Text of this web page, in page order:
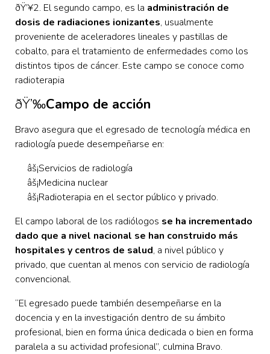
ðŸ’¥2. El segundo campo, es la administración de
dosis de radiaciones ionizantes, usualmente
proveniente de aceleradores lineales y pastillas de
cobalto, para el tratamiento de enfermedades como los
distintos tipos de cáncer. Este campo se conoce como
radioterapia
ðŸ’‰Campo de acción
Bravo asegura que el egresado de tecnología médica en
radiología puede desempeñarse en:
âš¡Servicios de radiología
âš¡Medicina nuclear
âš¡Radioterapia en el sector público y privado.
El campo laboral de los radiólogos se ha incrementado
dado que a nivel nacional se han construido más
hospitales y centros de salud, a nivel público y
privado, que cuentan al menos con servicio de radiología
convencional.
“El egresado puede también desempeñarse en la
docencia y en la investigación dentro de su ámbito
profesional, bien en forma única dedicada o bien en forma
paralela a su actividad profesional”, culmina Bravo.